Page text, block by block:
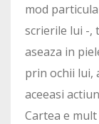
mod
scrierile lui -,
aseaza in
prin ochii lui,
aceeasi
Cartea e